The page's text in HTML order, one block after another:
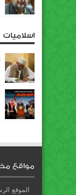
اسلاميات
مواقع
الموقع